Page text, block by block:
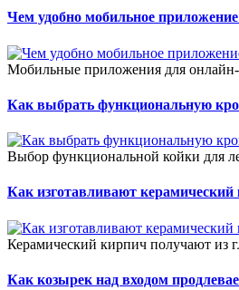
Чем удобно мобильное
Мобильные приложения для онлайн-
Как выбрать функциональную
Выбор функциональной койки для
Как изготавливают керамический
Керамический кирпич получают из
Как козырек над входом